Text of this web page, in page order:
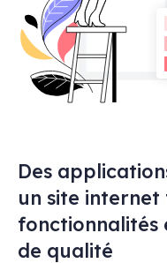
Des
un site
fonctionnalités
de qualité